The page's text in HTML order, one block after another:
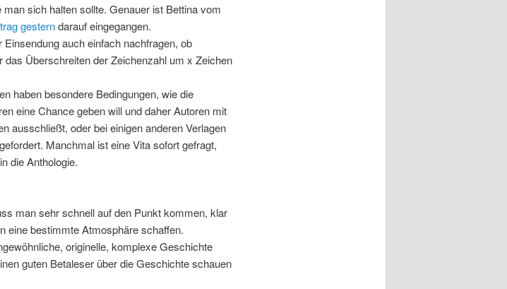
sich halten sollte. Genauer ist Bettina vom
gesterndarauf eingegangen.
auch einfach nachfragen, ob
Überschreiten der Zeichenzahl um x Zeichen
haben besondere Bedingungen, wie die
eine Chance geben will und daher Autoren mit
ausschließt, oder bei einigen anderen Verlagen
Manchmal ist eine Vita sofort gefragt,
die Anthologie.
man sehr schnell auf den Punkt kommen, klar
eine bestimmte Atmosphäre schaffen.
originelle, komplexe Geschichte
guten Betaleser über die Geschichte schauen